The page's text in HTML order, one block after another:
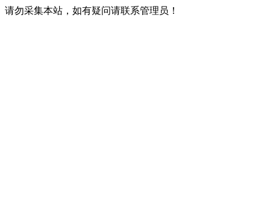
请勿采集本站，如有疑问请联系管理员！